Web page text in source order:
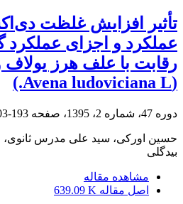
تأثیر افزایش غلظت
عملکرد و اجزای عملکرد
رقابت با علف هرز
(Avena ludoviciana L.)
دوره 47، شماره 2، 1395، صفحه 193-203
حسین اورکی، سید علی مدرس ثانوی،
بیدگلی
مشاهده مقاله
اصل مقاله 639.09 K